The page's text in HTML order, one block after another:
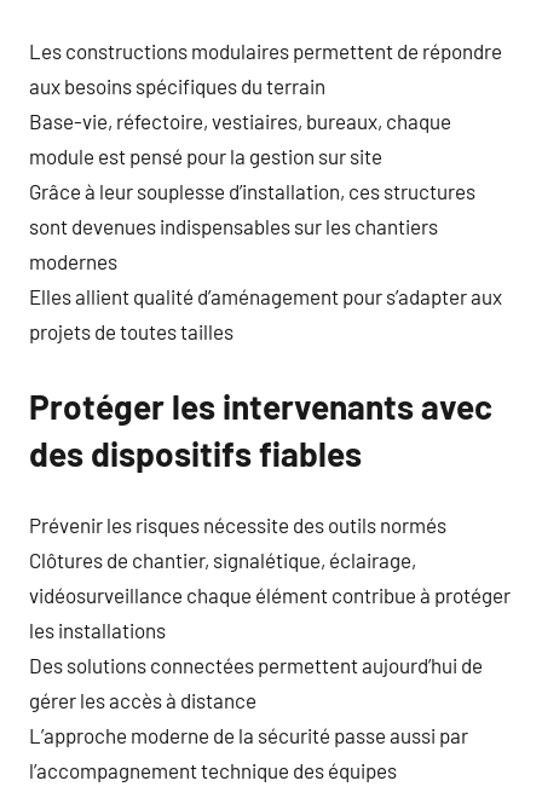
Les constructions modulaires permettent de répondre
aux besoins spécifiques du terrain
Base-vie, réfectoire, vestiaires, bureaux, chaque
module est pensé pour la gestion sur site
Grâce à leur souplesse d’installation, ces structures
sont devenues indispensables sur les chantiers
modernes
Elles allient qualité d’aménagement pour s’adapter aux
projets de toutes tailles
Protéger les intervenants avec
des dispositifs fiables
Prévenir les risques nécessite des outils normés
Clôtures de chantier, signalétique, éclairage,
vidéosurveillance chaque élément contribue à protéger
les installations
Des solutions connectées permettent aujourd’hui de
gérer les accès à distance
L’approche moderne de la sécurité passe aussi par
l’accompagnement technique des équipes